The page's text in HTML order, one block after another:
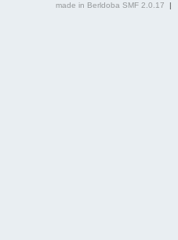
made in Berldoba SMF 2.0.17 |